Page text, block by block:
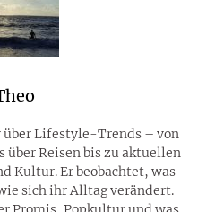
über Lifestyle-Trends – von
über Reisen bis zu aktuellen
Kultur. Er beobachtet, was
sich ihr Alltag verändert.